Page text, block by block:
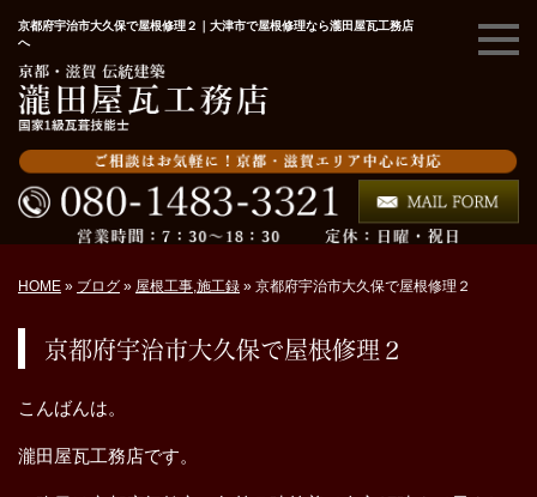
京都府宇治市大久保で屋根修理２｜大津市で屋根修理なら瀧田屋瓦工務店
へ
HOME » ブログ » 屋根工事,施工録 » 京都府宇治市大久保で屋根修理２
京都府宇治市大久保で屋根修理２
こんばんは。
瀧田屋瓦工務店です。